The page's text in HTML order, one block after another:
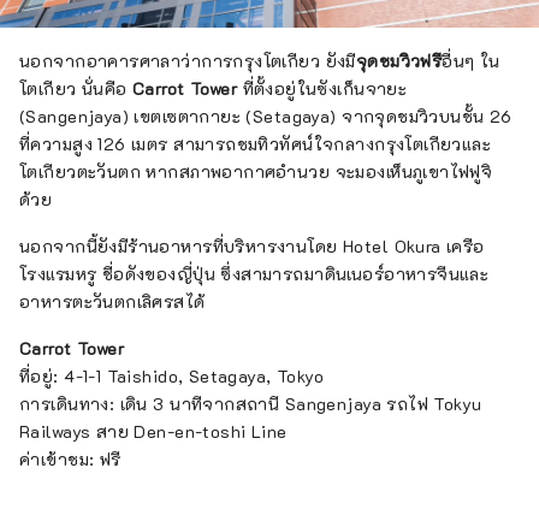
นอกจากอาคารศาลาว่าการกรุงโตเกียว ยังมีจุดชมวิวฟรีอื่นๆ ใน
โตเกียว นั่นคือCarrot Towerที่ตั้งอยู่ในซังเก็นจายะ
(Sangenjaya) เขตเซตากายะ (Setagaya) จากจุดชมวิวบนชั้น 26
ที่ความสูง 126 เมตร สามารถชมทิวทัศน์ใจกลางกรุงโตเกียวและ
โตเกียวตะวันตก หากสภาพอากาศอำนวย จะมองเห็นภูเขาไฟฟูจิ
ด้วย
นอกจากนี้ยังมีร้านอาหารที่บริหารงานโดย Hotel Okura เครือ
โรงแรมหรู ชื่อดังของญี่ปุ่น ซึ่งสามารถมาดินเนอร์อาหารจีนและ
อาหารตะวันตกเลิศรสได้
Carrot Tower
ที่อยู่: 4-1-1 Taishido, Setagaya, Tokyo
การเดินทาง: เดิน 3 นาทีจากสถานี Sangenjaya รถไฟ Tokyu
Railways สาย Den-en-toshi Line
ค่าเข้าชม: ฟรี